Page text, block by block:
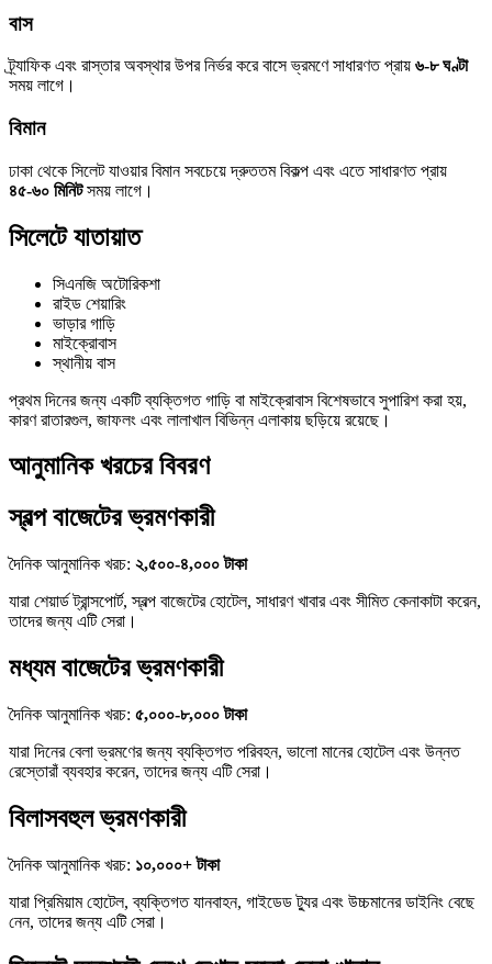
বাস
ট্র্যাফিক এবং রাস্তার অবস্থার উপর নির্ভর করে বাসে ভ্রমণে সাধারণত প্রায় ৬-৮ ঘণ্টা
সময় লাগে।
বিমান
ঢাকা থেকে সিলেট যাওয়ার বিমান সবচেয়ে দ্রুততম বিকল্প এবং এতে সাধারণত প্রায়
৪৫-৬০ মিনিটসময় লাগে।
সিলেটে যাতায়াত
সিএনজি অটোরিকশা
রাইড শেয়ারিং
ভাড়ার গাড়ি
মাইক্রোবাস
স্থানীয় বাস
প্রথম দিনের জন্য একটি ব্যক্তিগত গাড়ি বা মাইক্রোবাস বিশেষভাবে সুপারিশ করা হয়,
কারণ রাতারগুল, জাফলং এবং লালাখাল বিভিন্ন এলাকায় ছড়িয়ে রয়েছে।
আনুমানিক খরচের বিবরণ
স্বল্প বাজেটের ভ্রমণকারী
দৈনিক আনুমানিক খরচ: ২,৫০০-৪,০০০ টাকা
যারা শেয়ার্ড ট্রান্সপোর্ট, স্বল্প বাজেটের হোটেল, সাধারণ খাবার এবং সীমিত কেনাকাটা করেন,
তাদের জন্য এটি সেরা।
মধ্যম বাজেটের ভ্রমণকারী
দৈনিক আনুমানিক খরচ: ৫,০০০-৮,০০০ টাকা
যারা দিনের বেলা ভ্রমণের জন্য ব্যক্তিগত পরিবহন, ভালো মানের হোটেল এবং উন্নত
রেস্তোরাঁ ব্যবহার করেন, তাদের জন্য এটি সেরা।
বিলাসবহুল ভ্রমণকারী
দৈনিক আনুমানিক খরচ: ১০,০০০+ টাকা
যারা প্রিমিয়াম হোটেল, ব্যক্তিগত যানবাহন, গাইডেড ট্যুর এবং উচ্চমানের ডাইনিং বেছে
নেন, তাদের জন্য এটি সেরা।